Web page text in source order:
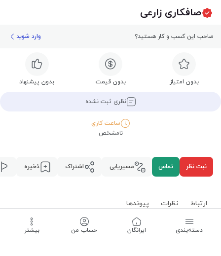
صافکاری زارعی
صاحب این کسب و کار هستید؟ وارد شوید
بدون امتیاز بدون قیمت بدون پیشنهاد
نظری ثبت نشده
ساعت کاری
نامشخص
ثبت نظر تماس مسیریابی اشتراک ذخیره
ارتباط نظرات پیوند‌ها
دسته‌بندی ‌ایرانگان حساب من بیشتر